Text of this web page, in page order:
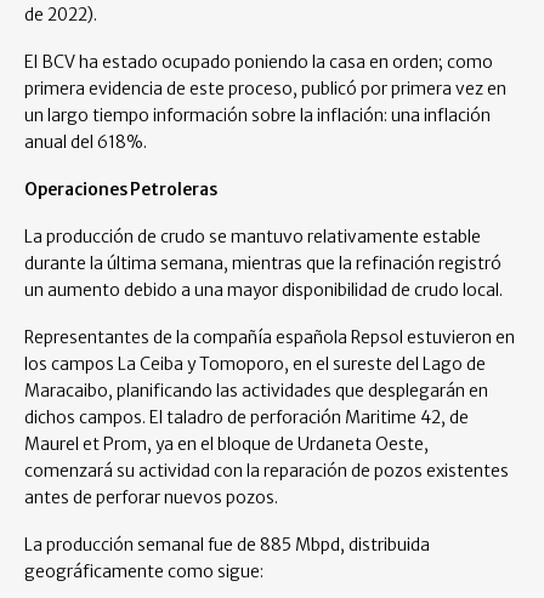
de 2022).
El BCV ha estado ocupado poniendo la casa en orden; como
primera evidencia de este proceso, publicó por primera vez en
un largo tiempo información sobre la inflación: una inflación
anual del 618%.
Operaciones Petroleras
La producción de crudo se mantuvo relativamente estable
durante la última semana, mientras que la refinación registró
un aumento debido a una mayor disponibilidad de crudo local.
Representantes de la compañía española Repsol estuvieron en
los campos La Ceiba y Tomoporo, en el sureste del Lago de
Maracaibo, planificando las actividades que desplegarán en
dichos campos. El taladro de perforación Maritime 42, de
Maurel et Prom, ya en el bloque de Urdaneta Oeste,
comenzará su actividad con la reparación de pozos existentes
antes de perforar nuevos pozos.
La producción semanal fue de 885 Mbpd, distribuida
geográficamente como sigue: